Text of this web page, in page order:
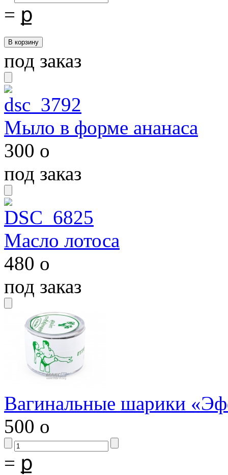
= ք
под заказ
Мыло в форме ананаса
300 o
под заказ
Масло лотоса
480 o
под заказ
Вагинальные шарики
500 o
= ք